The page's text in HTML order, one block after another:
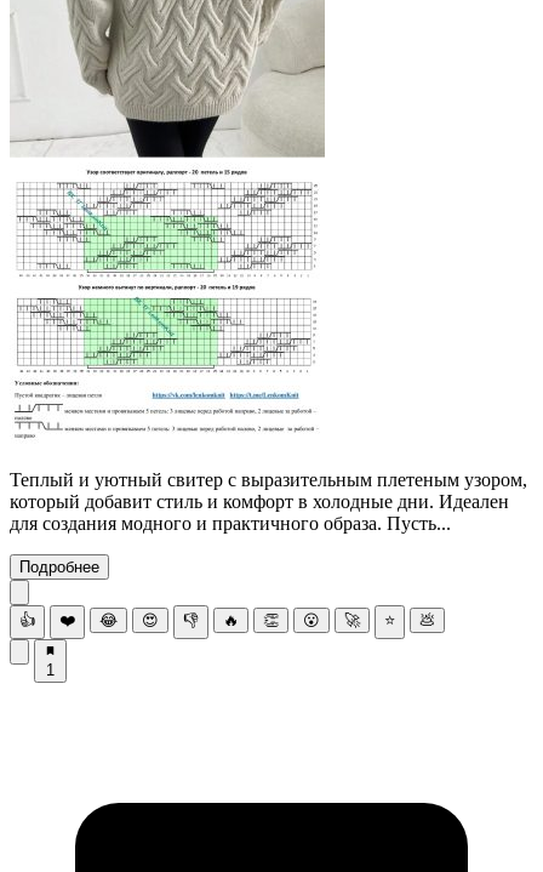
Теплый и уютный свитер с выразительным плетеным узором,
который добавит стиль и комфорт в холодные дни. Идеален
для создания модного и практичного образа. Пусть...
Подробнее
👍 ❤️ 😂 😍 👎 🔥 👏 😮 🚀 ⭐ 💩
1